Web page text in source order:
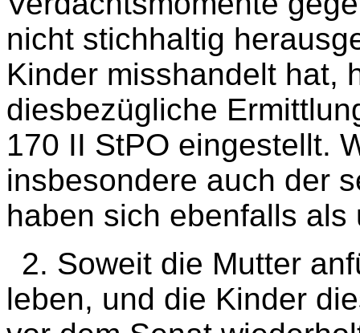
nicht stichhaltig
Kinder misshandelt hat,
diesbezügliche
170 II StPO eingestellt.
insbesondere auch der
haben sich ebenfalls
2. Soweit die Mutter
leben, und die Kinder